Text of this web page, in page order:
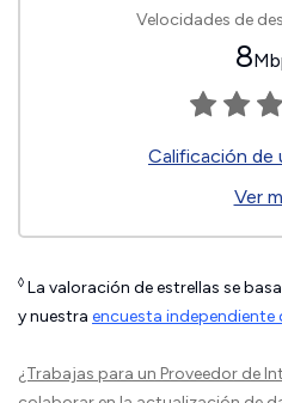
Velocidades de
8
Calificación de
Ver
◊ La valoración de estrellas se
y nuestra encuesta
¿Trabajas para un Proveedor de